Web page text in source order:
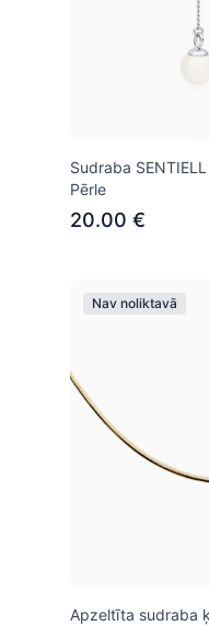
Sudraba
Pērle
20.00 €
Nav noliktavā
Apzeltīta sudraba